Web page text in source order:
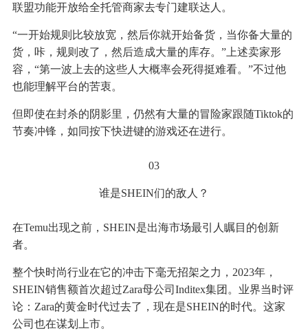
联盟功能开放给全托管商家去专门建联达人。
“一开始规则比较放宽，然后你就开始备货，当你备大量的
货，咔，规则改了，然后造成大量的库存。”上述卖家形
容，“第一波上去的这些人大概率会死得挺难看。”不过他
也能理解平台的苦衷。
但即使在封杀的阴影里，仍然有大量的冒险家跟随Tiktok的
节奏冲锋，如同按下快进键的游戏还在进行。
03
谁是SHEIN们的敌人？
在Temu出现之前，SHEIN是出海市场最引人瞩目的创新
者。
整个快时尚行业在它的冲击下毫无招架之力，2023年，
SHEIN销售额首次超过Zara母公司Inditex集团。业界当时评
论：Zara的黄金时代过去了，现在是SHEIN的时代。这家
公司也在谋划上市。